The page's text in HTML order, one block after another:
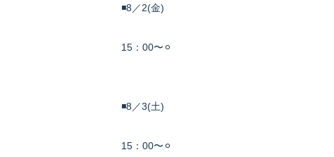
◾️8／2(金)
15：00〜⚪︎
◾️8／3(土)
15：00〜⚪︎